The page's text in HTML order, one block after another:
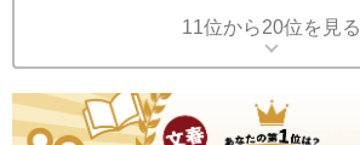
11位から20位を見る